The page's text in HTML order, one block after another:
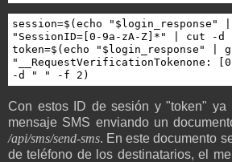
session=$(echo "$login_response"
"SessionID=[0-9a-zA-Z]*" | cut -
token=$(echo "$login_response" |
"__RequestVerificationTokenone:
-d " " -f 2)
Con estos ID de sesión y "token" ya
mensaje SMS enviando un
/api/sms/send-sms. En este documento
de teléfono de los destinatarios, el